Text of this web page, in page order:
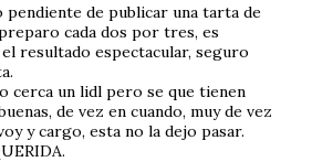
pendiente de publicar una tarta de
cada dos por tres, es
resultado espectacular, seguro
cerca un lidl pero se que tienen
de vez en cuando, muy de vez
y cargo, esta no la dejo pasar.